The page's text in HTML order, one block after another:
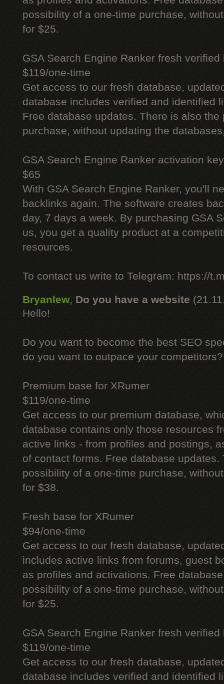
possibility of a one-time purchase,
for $25.
GSA Search Engine Ranker fresh verified
$119/one-time
Get access to our fresh database,
database includes verified and identified
Free database updates. There is also
purchase, without updating the
GSA Search Engine Ranker activation key
$65
With GSA Search Engine Ranker, you'll
backlinks again. The software creates
day, 7 days a week. By purchasing GSA
us, you get a quality product at a
resources.
To contact us write to Telegram: https://
Bryanlew, Do you have a website
Hello!
Do you want to become the best SEO
do you want to outpace your competitors?
Premium base for XRumer
$119/one-time
Get access to our premium database,
database contains only those resources
active links - from profiles and postings,
of contact forms. Free database updates.
possibility of a one-time purchase,
for $38.
Fresh base for XRumer
$94/one-time
Get access to our fresh database,
includes active links from forums, guest
as profiles and activations. Free
possibility of a one-time purchase,
for $25.
GSA Search Engine Ranker fresh verified
$119/one-time
Get access to our fresh database,
database includes verified and identified